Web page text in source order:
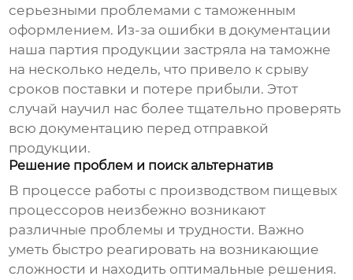
серьезными проблемами с таможенным
оформлением. Из-за ошибки в документации
наша партия продукции застряла на таможне
на несколько недель, что привело к срыву
сроков поставки и потере прибыли. Этот
случай научил нас более тщательно проверять
всю документацию перед отправкой
продукции.
Решение проблем и поиск альтернатив
В процессе работы с производством пищевых
процессоров неизбежно возникают
различные проблемы и трудности. Важно
уметь быстро реагировать на возникающие
сложности и находить оптимальные решения.